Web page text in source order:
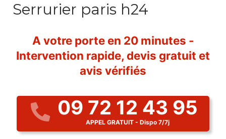
Serrurier paris h24
A votre porte en 20 minutes -
Intervention rapide, devis gratuit et
avis vérifiés
09 72 12 43 95
APPEL GRATUIT - Dispo 7/7j